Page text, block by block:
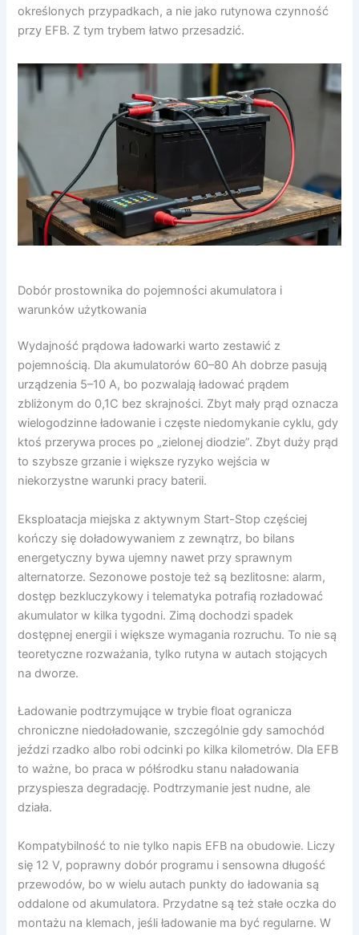
określonych przypadkach, a nie jako rutynowa czynność
przy EFB. Z tym trybem łatwo przesadzić.
Dobór prostownika do pojemności akumulatora i
warunków użytkowania
Wydajność prądowa ładowarki warto zestawić z
pojemnością. Dla akumulatorów 60–80 Ah dobrze pasują
urządzenia 5–10 A, bo pozwalają ładować prądem
zbliżonym do 0,1C bez skrajności. Zbyt mały prąd oznacza
wielogodzinne ładowanie i częste niedomykanie cyklu, gdy
ktoś przerywa proces po „zielonej diodzie”. Zbyt duży prąd
to szybsze grzanie i większe ryzyko wejścia w
niekorzystne warunki pracy baterii.
Eksploatacja miejska z aktywnym Start-Stop częściej
kończy się doładowywaniem z zewnątrz, bo bilans
energetyczny bywa ujemny nawet przy sprawnym
alternatorze. Sezonowe postoje też są bezlitosne: alarm,
dostęp bezkluczykowy i telematyka potrafią rozładować
akumulator w kilka tygodni. Zimą dochodzi spadek
dostępnej energii i większe wymagania rozruchu. To nie są
teoretyczne rozważania, tylko rutyna w autach stojących
na dworze.
Ładowanie podtrzymujące w trybie float ogranicza
chroniczne niedoładowanie, szczególnie gdy samochód
jeździ rzadko albo robi odcinki po kilka kilometrów. Dla EFB
to ważne, bo praca w półśrodku stanu naładowania
przyspiesza degradację. Podtrzymanie jest nudne, ale
działa.
Kompatybilność to nie tylko napis EFB na obudowie. Liczy
się 12 V, poprawny dobór programu i sensowna długość
przewodów, bo w wielu autach punkty do ładowania są
oddalone od akumulatora. Przydatne są też stałe oczka do
montażu na klemach, jeśli ładowanie ma być regularne. W